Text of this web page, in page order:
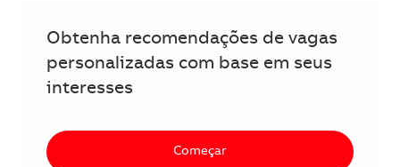
Obtenha recomendações de vagas
personalizadas com base em seus
interesses
Começar